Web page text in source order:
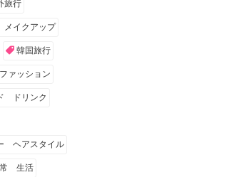
旅行
イクアップ
韓国旅行
ァッション
ドリンク
ヘアスタイル
生活